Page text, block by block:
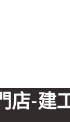
店-建